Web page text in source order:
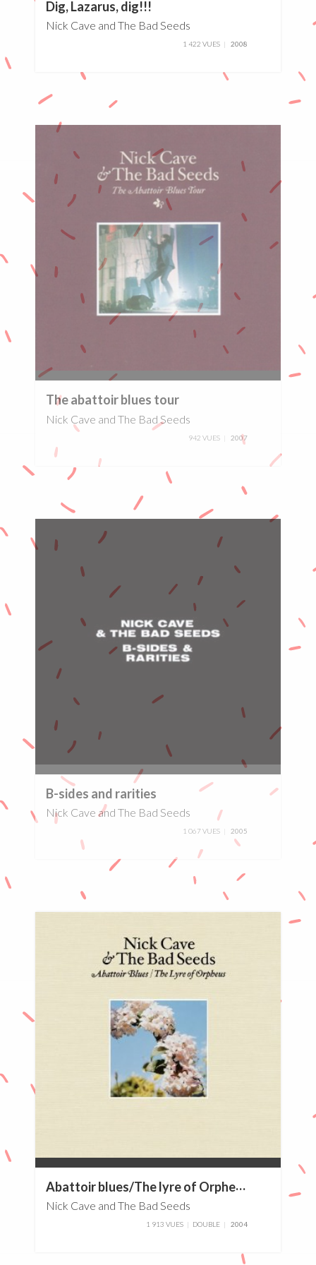
Dig, Lazarus, dig!!!
Nick Cave and The Bad Seeds
1 422 VUES 2008
0%
The abattoir blues tour
Nick Cave and The Bad Seeds
942 VUES 2007
B-sides and rarities
Nick Cave and The Bad Seeds
1 067 VUES 2005
A
battoir blues/The lyre of Orpheus
Nick Cave and The Bad Seeds
1 913 VUES DOUBLE 2004